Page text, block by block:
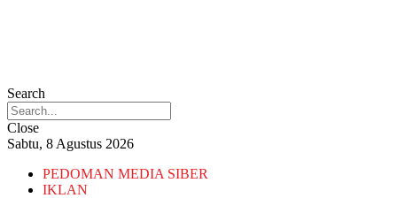
Search
Close
Sabtu, 8 Agustus 2026
PEDOMAN MEDIA SIBER
IKLAN